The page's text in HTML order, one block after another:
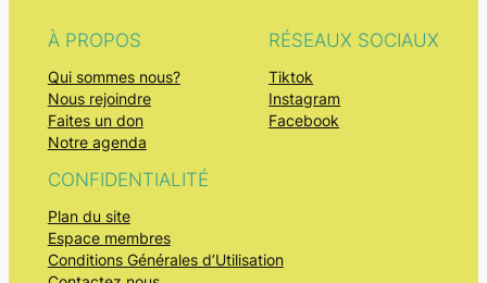
À PROPOS
Qui sommes nous?
Nous rejoindre
Faites un don
Notre agenda
RÉSEAUX SOCIAUX
Tiktok
Instagram
Facebook
CONFIDENTIALITÉ
Plan du site
Espace membres
Conditions Générales d’Utilisation